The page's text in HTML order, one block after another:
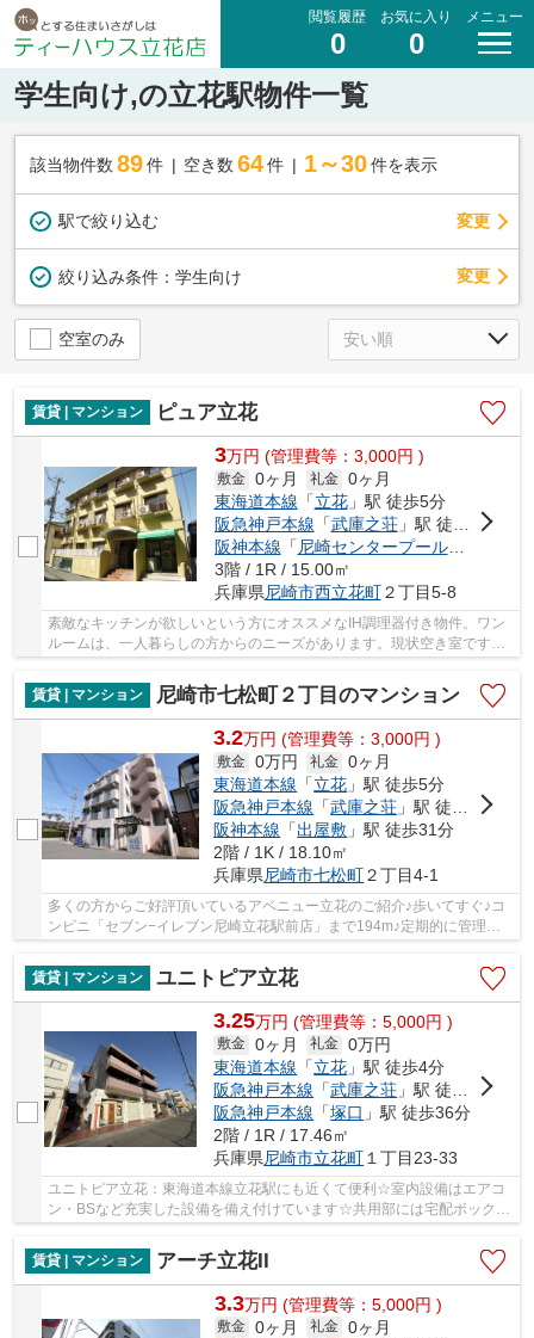
閲覧履歴
0
お気に入り
0
メニュー
学生向け,の立花駅物件一覧
該当物件数 89件 空き数 64 件 1～30 件を表示
駅で絞り込む 変更
絞り込み条件： 学生向け 変更
空室のみ
賃貸 | マンション ピュア立花
3万円 (管理費等：3,000円 )
敷金 0ヶ月 礼金 0ヶ月
東海道本線 「立花」駅 徒歩5分
阪急神戸本線 「武庫之荘」駅 徒歩29分
阪神本線 「尼崎センタープール前
3階 / 1R / 15.00㎡
兵庫県尼崎市西立花町２丁目5-8
素敵なキッチンが欲しいという方にオススメなIH調理器付き物件。ワン
ルームは、一人暮らしの方からのニーズがあります。現状空き室ですの
賃貸 | マンション
尼崎市七松町２丁目のマンション
3.2万円 (管理費等：3,000円 )
敷金 0万円 礼金 0ヶ月
東海道本線 「立花 」駅 徒歩5分
阪急神戸本線 「武庫之荘 」駅 徒歩30分
阪神本線 「出屋敷 」駅 徒歩31分
2階 / 1K / 18.10㎡
兵庫県尼崎市七松町２丁目4-1
多くの方からご好評頂いているアベニュー立花のご紹介♪歩いてすぐ♪コ
ンビニ「セブン−イレブン尼崎立花駅前店」まで194m♪定期的に管理人
賃貸 | マンション
ユニトピア立花
3.25万円 (管理費等：5,000円 )
敷金 0ヶ月 礼金 0万円
東海道本線 「立花 」駅 徒歩4分
阪急神戸本線 「武庫之荘 」駅 徒歩28分
阪急神戸本線 「塚口 」駅 徒歩36分
2階 / 1R / 17.46㎡
兵庫県尼崎市立花町 １丁目23-33
ユニトピア立花：東海道本線立花駅にも近くて便利☆室内設備はエアコ
ン・BSなど充実した設備を備え付けています☆共用部には宅配ボックス
賃貸 | マンション
アーチ立花II
3.3万円 (管理費等：5,000円 )
敷金 0ヶ月 礼金 0ヶ月